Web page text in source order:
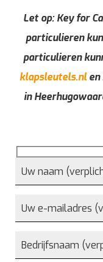
Let op: Key for
particulieren
particulieren
klapsleutels.nlen
in